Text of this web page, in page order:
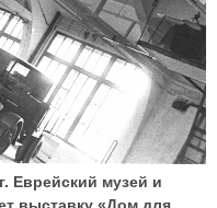
Еврейский музей и